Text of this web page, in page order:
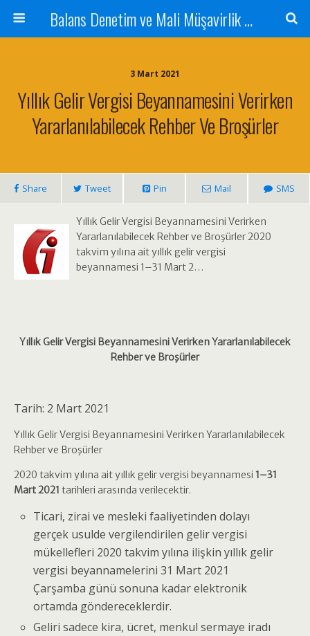
Balans Denetim ve Mali Müşavirlik Hizmetleri
3 Mart 2021
Yıllık Gelir Vergisi Beyannamesini Verirken
Yararlanılabilecek Rehber Ve Broşürler
Share Tweet Pin Mail SMS
Yıllık Gelir Vergisi Beyannamesini Verirken
Yararlanılabilecek Rehber ve Broşürler 2020
takvim yılına ait yıllık gelir vergisi
beyannamesi 1–31 Mart 2…
Yıllık Gelir Vergisi Beyannamesini Verirken Yararlanılabilecek
Rehber ve Broşürler
Tarih: 2 Mart 2021
Yıllık Gelir Vergisi Beyannamesini Verirken Yararlanılabilecek
Rehber ve Broşürler
2020 takvim yılına ait yıllık gelir vergisi beyannamesi 1–31
Mart 2021 tarihleri arasında verilecektir.
Ticari, zirai ve mesleki faaliyetinden dolayı
gerçek usulde vergilendirilen gelir vergisi
mükellefleri 2020 takvim yılına ilişkin yıllık gelir
vergisi beyannamelerini 31 Mart 2021
Çarşamba günü sonuna kadar elektronik
ortamda göndereceklerdir.
Geliri sadece kira, ücret, menkul sermaye iradı